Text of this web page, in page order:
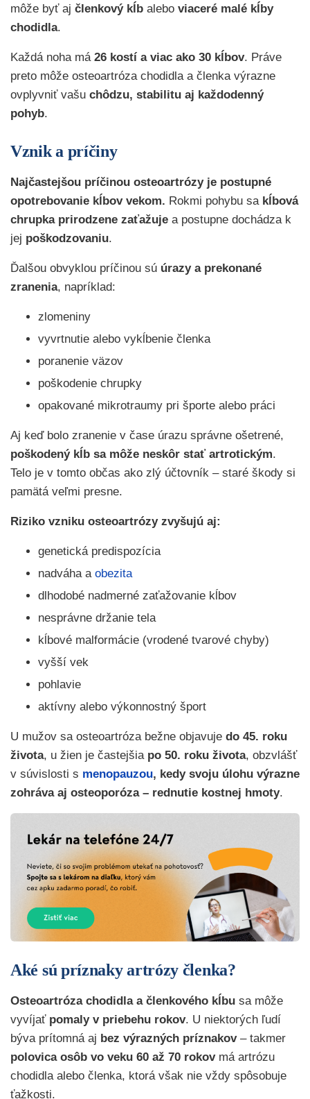
môže byť aj členkový kĺb alebo viaceré malé kĺby
chodidla.
Každá noha má 26 kostí a viac ako 30 kĺbov. Práve
preto môže osteoartróza chodidla a členka výrazne
ovplyvniť vašu chôdzu, stabilitu aj každodenný
pohyb.
Vznik a príčiny
Najčastejšou príčinou osteoartrózy je postupné
opotrebovanie kĺbov vekom. Rokmi pohybu sa kĺbová
chrupka prirodzene zaťažuje a postupne dochádza k
jej poškodzovaniu.
Ďalšou obvyklou príčinou sú úrazy a prekonané
zranenia, napríklad:
zlomeniny
vyvrtnutie alebo vykĺbenie členka
poranenie väzov
poškodenie chrupky
opakované mikrotraumy pri športe alebo práci
Aj keď bolo zranenie v čase úrazu správne ošetrené,
poškodený kĺb sa môže neskôr stať artrotickým.
Telo je v tomto občas ako zlý účtovník – staré škody si
pamätá veľmi presne.
Riziko vzniku osteoartrózy zvyšujú aj:
genetická predispozícia
nadváha a obezita
dlhodobé nadmerné zaťažovanie kĺbov
nesprávne držanie tela
kĺbové malformácie (vrodené tvarové chyby)
vyšší vek
pohlavie
aktívny alebo výkonnostný šport
U mužov sa osteoartróza bežne objavuje do 45. roku
života, u žien je častejšia po 50. roku života, obzvlášť
v súvislosti s menopauzou, kedy svoju úlohu výrazne
zohráva aj osteoporóza – rednutie kostnej hmoty.
Aké sú príznaky artrózy členka?
Osteoartróza chodidla a členkového kĺbu sa môže
vyvíjať pomaly v priebehu rokov. U niektorých ľudí
býva prítomná aj bez výrazných príznakov– takmer
polovica osôb vo veku 60 až 70 rokovmá artrózu
chodidla alebo členka, ktorá však nie vždy spôsobuje
ťažkosti.